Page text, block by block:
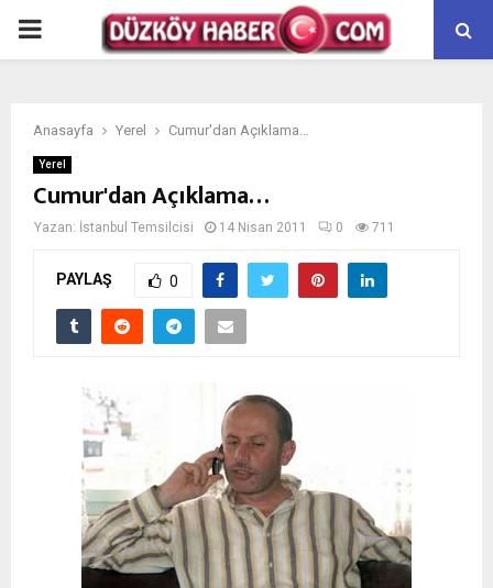
PRIMARY
Anasayfa Yerel Cumur'dan Açıklama…
Yerel
Cumur'dan Açıklama…
Yazan: İstanbul Temsilcisi 14 Nisan 2011 0 711
PAYLAŞ 0